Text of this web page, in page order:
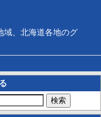
域、北海道各地のグ